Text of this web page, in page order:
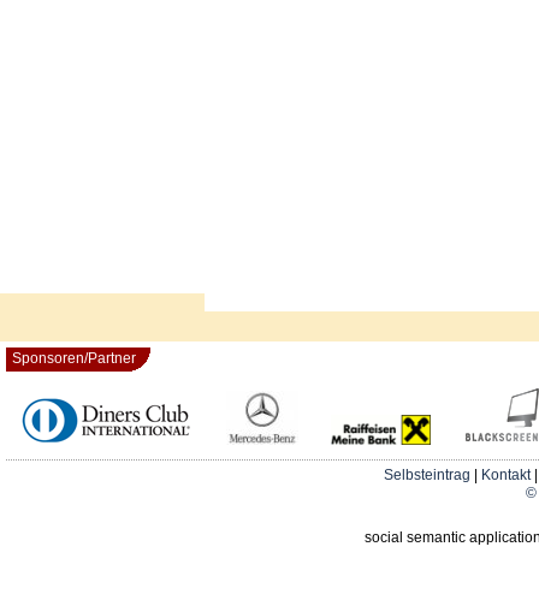
Sponsoren/Partner
Selbsteintrag Kontakt
©
social semantic